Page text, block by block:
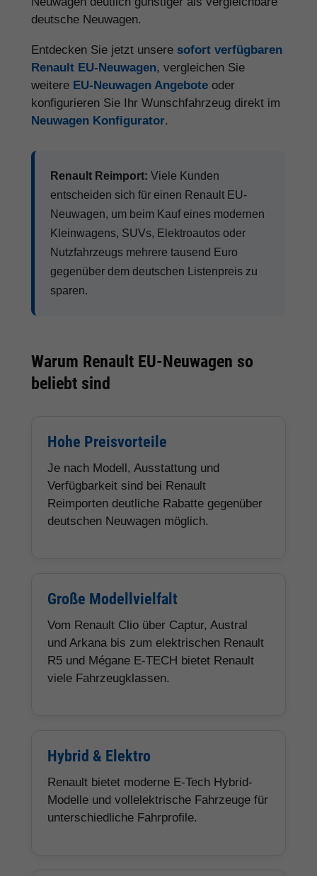
deutsche Neuwagen.
Entdecken Sie jetzt unsere sofort verfügbaren
Renault EU-Neuwagen, vergleichen Sie
weitere EU-Neuwagen Angebote oder
konfigurieren Sie Ihr Wunschfahrzeug direkt im
Neuwagen Konfigurator.
Renault Reimport: Viele Kunden
entscheiden sich für einen Renault EU-
Neuwagen, um beim Kauf eines modernen
Kleinwagens, SUVs, Elektroautos oder
Nutzfahrzeugs mehrere tausend Euro
gegenüber dem deutschen Listenpreis zu
sparen.
Warum Renault EU-Neuwagen so
beliebt sind
Hohe Preisvorteile
Je nach Modell, Ausstattung und
Verfügbarkeit sind bei Renault
Reimporten deutliche Rabatte gegenüber
deutschen Neuwagen möglich.
Große Modellvielfalt
Vom Renault Clio über Captur, Austral
und Arkana bis zum elektrischen Renault
R5 und Mégane E-TECH bietet Renault
viele Fahrzeugklassen.
Hybrid & Elektro
Renault bietet moderne E-Tech Hybrid-
Modelle und vollelektrische Fahrzeuge für
unterschiedliche Fahrprofile.